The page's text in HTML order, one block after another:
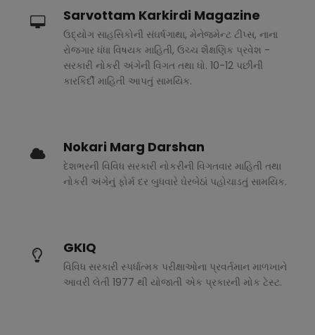
Sarvottam Karkirdi Magazine
ઉદ્યોગ સાહસિકોની સંઘર્ષગાથા, મેનેજમેન્ટ ટીપ્સ, નાના
રોજગાર ધંધા વિષયક માહિતી, ઉચ્ચ શૈક્ષણિક પ્રવેશ -
સરકારી નોકરી અંગેની વિગત તથા ધો. 10-12 પછીની
કારકિર્દી માહિતી આપતું સામયિક.
Nokari Marg Darshan
દેશભરની વિવિધ સરકારી નોકરીની વિગતવાર માહિતી તથા
નોકરી અંગેનું ફોર્મ દર બુધવારે ઘેરબેઠાં પહોચાડતું સામયિક.
GKIQ
વિવિધ સરકારી સ્પર્ધાત્મક પરીક્ષાઓના પ્રવર્તમાન માળખાને
આવરી લેતી 1977 થી યોજાતી એક પ્રકારની મોક ટેસ્ટ.